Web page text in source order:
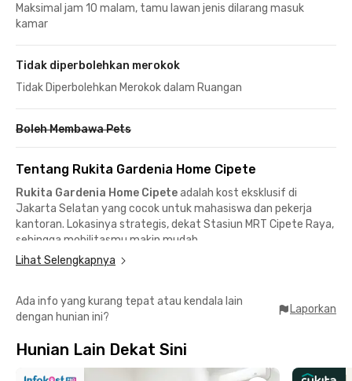
Maksimal jam 10 malam, tamu lawan jenis dilarang masuk
kamar
Tidak diperbolehkan merokok
Tidak Diperbolehkan Merokok dalam Ruangan
Boleh Membawa Pets
Tentang Rukita Gardenia Home Cipete
Rukita Gardenia Home Cipeteadalah kost eksklusif di
Jakarta Selatan yang cocok untuk mahasiswa dan pekerja
kantoran. Lokasinya strategis, dekat Stasiun MRT Cipete Raya,
sehingga mobilitasmu makin mudah.
Lokasi Strategis, Dekat Transportasi & Kantor:
📍 6 menit ke Stasiun MRT Cipete Raya
📍 9 menit ke Cilandak Town Square / CITOS
📍 20 menit ke Pondok Indah Mall
📍 14 menit ke RS Fatmawati
Dikelilingi Tempat Makan & Nongkrong:
Lihat Selengkapnya
Ada info yang kurang tepat atau kendala lain
dengan hunian ini?
Laporkan
Hunian Lain Dekat Sini